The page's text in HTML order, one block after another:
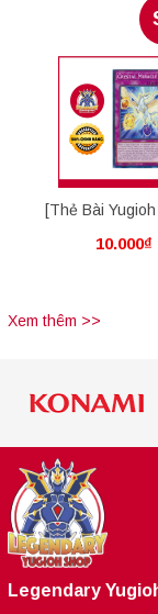
[Thẻ Bài
Hãng] Crystal
10.000₫
Xem thêm >>
Legendary